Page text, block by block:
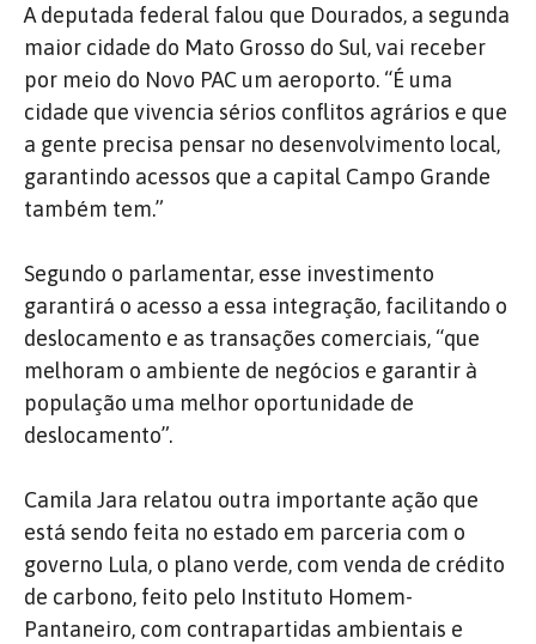
A deputada federal falou que Dourados, a segunda
maior cidade do Mato Grosso do Sul, vai receber
por meio do Novo PAC um aeroporto. “É uma
cidade que vivencia sérios conflitos agrários e que
a gente precisa pensar no desenvolvimento local,
garantindo acessos que a capital Campo Grande
também tem.”
Segundo o parlamentar, esse investimento
garantirá o acesso a essa integração, facilitando o
deslocamento e as transações comerciais, “que
melhoram o ambiente de negócios e garantir à
população uma melhor oportunidade de
deslocamento”.
Camila Jara relatou outra importante ação que
está sendo feita no estado em parceria com o
governo Lula, o plano verde, com venda de crédito
de carbono, feito pelo Instituto Homem-
Pantaneiro, com contrapartidas ambientais e